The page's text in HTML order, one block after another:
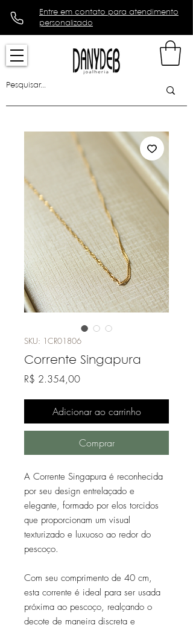
Entre em contato para atendimento
personalizado
SKU: 1CR01806
Corrente Singapura
R$ 2.354,00Preço
Adicionar ao carrinho
Comprar
A Corrente Singapura é reconhecida
por seu design entrelaçado e
elegante, formado por elos torcidos
que proporcionam um visual
texturizado e luxuoso ao redor do
pescoço.
Com seu comprimento de 40 cm,
esta corrente é ideal para ser usada
próxima ao pescoço, realçando o
decote de maneira discreta e